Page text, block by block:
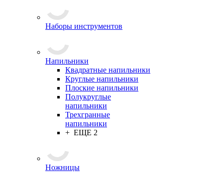
Наборы инструментов
Напильники
Квадратные напильники
Круглые напильники
Плоские напильники
Полукруглые
напильники
Трехгранные
напильники
+ ЕЩЕ 2
Ножницы